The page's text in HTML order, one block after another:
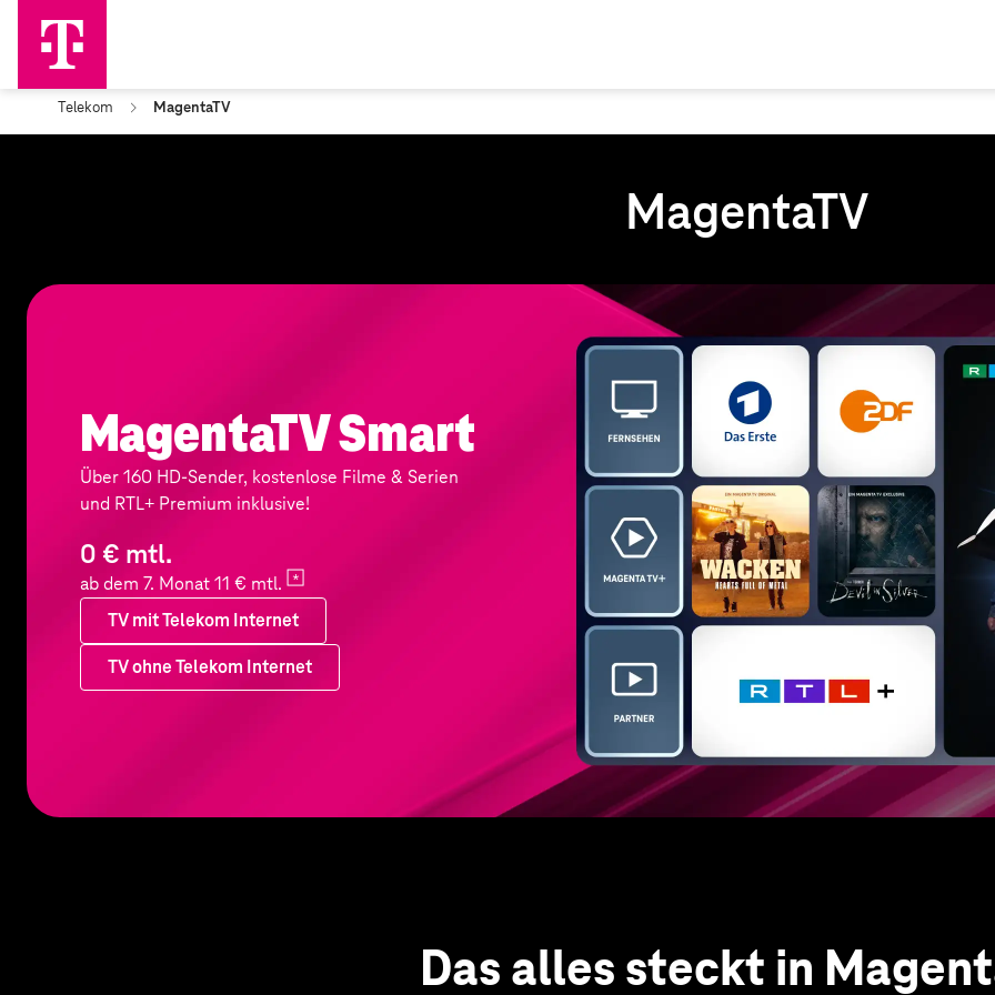
Telekom MagentaTV
MagentaTV
MagentaTV Smart
Über 160 HD-Sender, kostenlose Filme & Serien
und RTL+ Premium inklusive!
0 € mtl.
ab dem 7. Monat 11 € mtl.
TV mit Telekom Internet
TV ohne Telekom Internet
Das alles steckt in